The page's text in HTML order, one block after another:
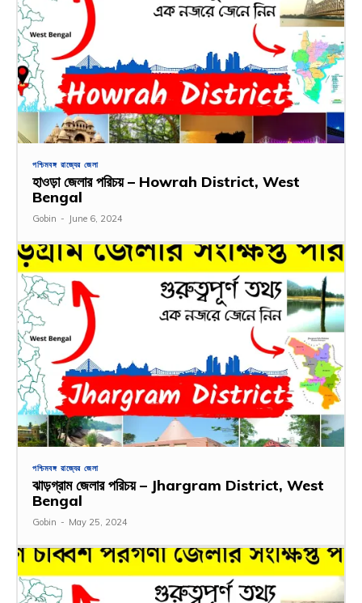
পশ্চিমবঙ্গ রাজ্যের জেলা
হাওড়া জেলার পরিচয় – Howrah District, West
Bengal
Gobin - June 6, 2024
পশ্চিমবঙ্গ রাজ্যের জেলা
ঝাড়গ্রাম জেলার পরিচয় – Jhargram District, West
Bengal
Gobin - May 25, 2024